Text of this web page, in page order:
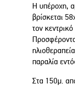
Η υπέροχη,
βρίσκεται
τον
παραλία
Στα 150μ.